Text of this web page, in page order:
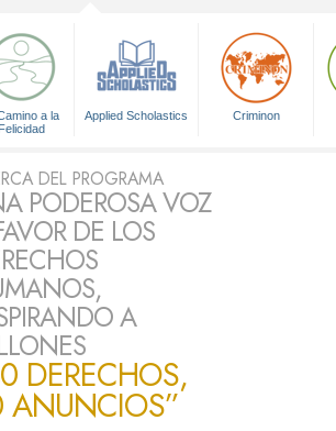
a la
Felicidad
Applied Scholastics Criminon
DEL PROGRAMA
PODEROSA VOZ
DE LOS
A
DERECHOS,
ANUNCIOS”